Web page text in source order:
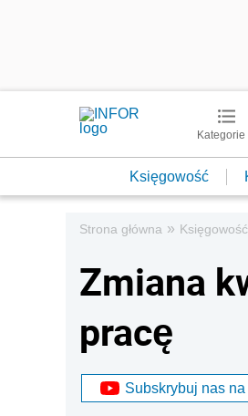
Kategorie
Księgowość
Strona główna » Księgowość
Zmiana
pracę
Subskrybuj nas